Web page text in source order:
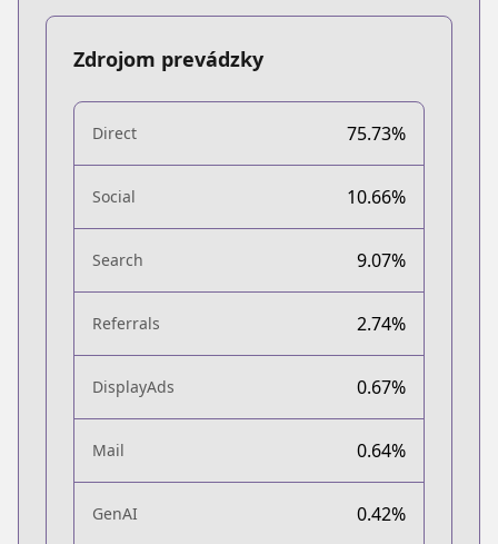
Zdrojom prevádzky
Direct 75.73%
Social 10.66%
Search 9.07%
Referrals 2.74%
DisplayAds 0.67%
Mail 0.64%
GenAI 0.42%